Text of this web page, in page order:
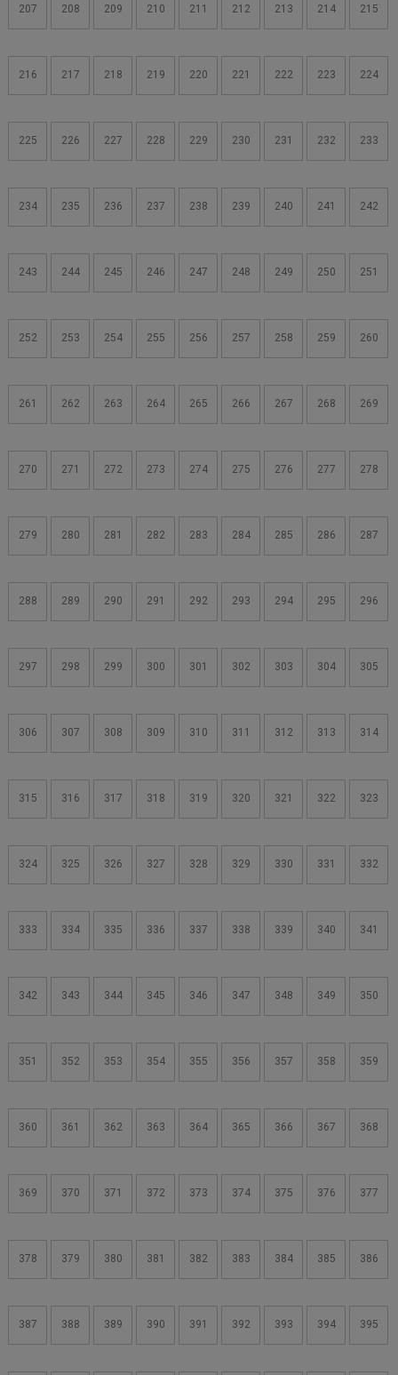
207 208 209 210 211 212 213 214 215
216 217 218 219 220 221 222 223 224
225 226 227 228 229 230 231 232 233
234 235 236 237 238 239 240 241 242
243 244 245 246 247 248 249 250 251
252 253 254 255 256 257 258 259 260
261 262 263 264 265 266 267 268 269
270 271 272 273 274 275 276 277 278
279 280 281 282 283 284 285 286 287
288 289 290 291 292 293 294 295 296
297 298 299 300 301 302 303 304 305
306 307 308 309 310 311 312 313 314
315 316 317 318 319 320 321 322 323
324 325 326 327 328 329 330 331 332
333 334 335 336 337 338 339 340 341
342 343 344 345 346 347 348 349 350
351 352 353 354 355 356 357 358 359
360 361 362 363 364 365 366 367 368
369 370 371 372 373 374 375 376 377
378 379 380 381 382 383 384 385 386
387 388 389 390 391 392 393 394 395